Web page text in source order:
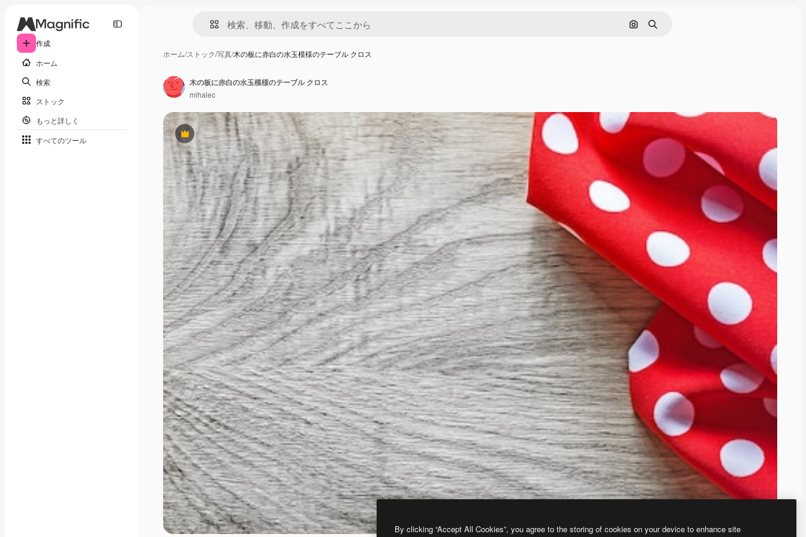
作成
ホーム
検索
ストック
もっと詳しく
すべてのツール
画像で検索
検索
ホーム/ストック/写真/木の板に赤白の水玉模様のテーブル クロス
Premium
木の板に赤白の水玉模様のテーブル クロス
mihalec
By clicking “Accept All Cookies”, you agree to the storing of cookies on your device to enhance site